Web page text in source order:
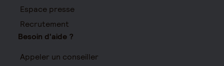
Espace presse
Recrutement
Besoin d'aide ?
Appeler un conseiller